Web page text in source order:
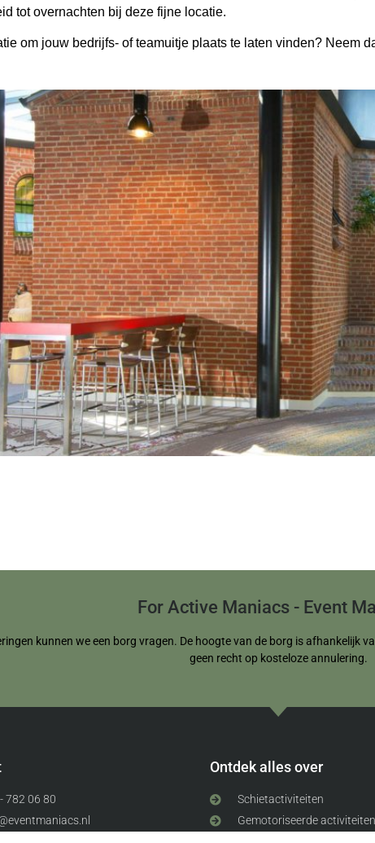
tot overnachten bij deze fijne locatie.
om jouw bedrijfs- of teamuitje plaats te laten vinden? Neem
For Active Maniacs - Event
kunnen we een borg vragen. De hoogte van de borg is afhankelijk
geen recht op kosteloze annulering.
782 06 80
Ontdek alles over
Schietactiviteiten
Gemotoriseerde activiteiten